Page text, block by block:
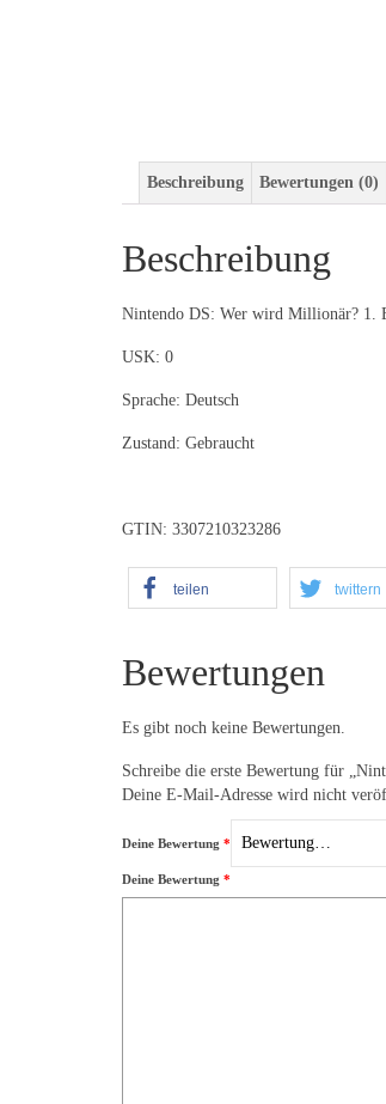
Beschreibung Bewertungen (0)
Beschreibung
Nintendo DS: Wer wird Millionär? 1.
USK: 0
Sprache: Deutsch
Zustand: Gebraucht
GTIN: 3307210323286
teilen twittern
Bewertungen
Es gibt noch keine Bewertungen.
Schreibe die erste Bewertung für
Deine E-Mail-Adresse wird nicht
Deine Bewertung *
Deine Bewertung *